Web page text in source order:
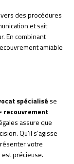
des procédures
et sait
En combinant
amiable
spécialisé se
recouvrement
assure que
Qu’il s’agisse
votre
précieuse.